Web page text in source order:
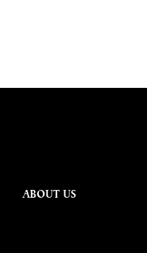
ABOUT US